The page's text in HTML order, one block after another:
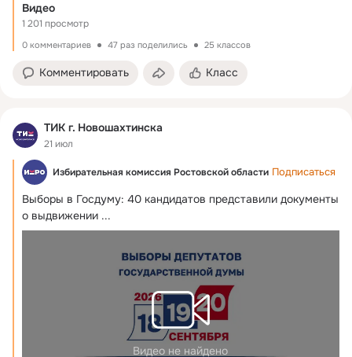
Видео
1 201 просмотр
0 комментариев 47 раз поделились 25 классов
Комментировать Класс
ТИК г. Новошахтинска
21 июл
Избирательная комиссия Ростовской области Подписаться
Выборы в Госдуму: 40 кандидатов представили документы
о выдвижении ...
Видео не найдено